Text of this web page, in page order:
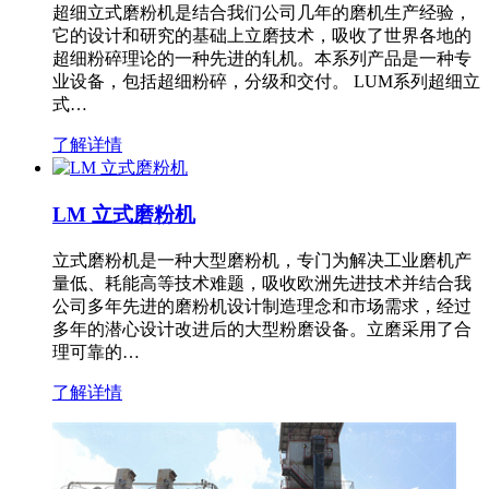
超细立式磨粉机是结合我们公司几年的磨机生产经验，
它的设计和研究的基础上立磨技术，吸收了世界各地的
超细粉碎理论的一种先进的轧机。本系列产品是一种专
业设备，包括超细粉碎，分级和交付。 LUM系列超细立
式…
了解详情
LM 立式磨粉机
立式磨粉机是一种大型磨粉机，专门为解决工业磨机产
量低、耗能高等技术难题，吸收欧洲先进技术并结合我
公司多年先进的磨粉机设计制造理念和市场需求，经过
多年的潜心设计改进后的大型粉磨设备。立磨采用了合
理可靠的…
了解详情